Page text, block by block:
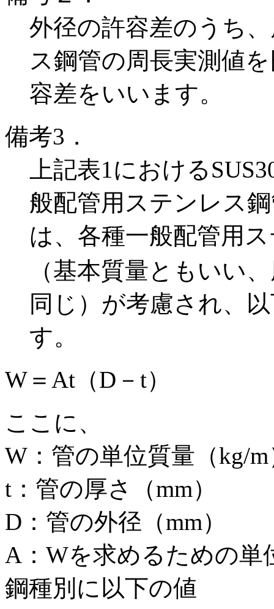
外径の許容差のうち
ス鋼管の周長実測値
容差をいいます。
備考3．
上記表1における
般配管用ステンレス
は、各種一般配管用
（基本質量ともいい
同じ）が考慮され、
す。
W＝At（D－t）
ここに、
W：管の単位質量（kg/m
t：管の厚さ（mm）
D：管の外径（mm）
A：Wを求めるための単
鋼種別に以下の値